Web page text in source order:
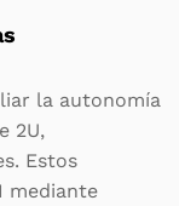
la autonomía
2U,
Estos
mediante